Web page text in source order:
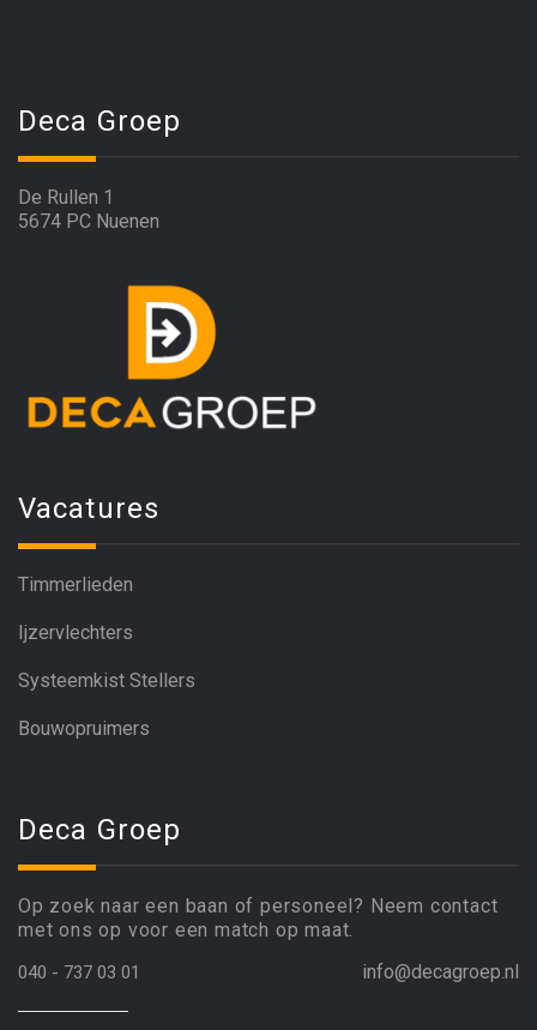
Deca Groep
De Rullen 1
5674 PC Nuenen
Vacatures
Timmerlieden
Ijzervlechters
Systeemkist Stellers
Bouwopruimers
Deca Groep
Op zoek naar een baan of personeel? Neem contact
met ons op voor een match op maat.
040 - 737 03 01 info@decagroep.nl